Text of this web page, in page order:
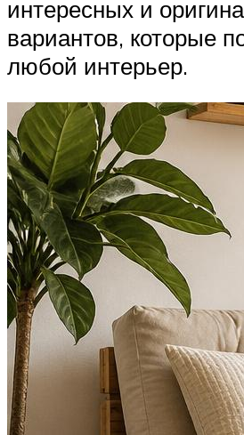
интересных и
вариантов, которые
любой интерьер.